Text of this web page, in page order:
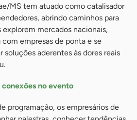
MS tem atuado como catalisador
abrindo caminhos para
explorem mercados nacionais,
empresas de ponta e se
soluções aderentes às dores reais
no evento
programação, os empresários de